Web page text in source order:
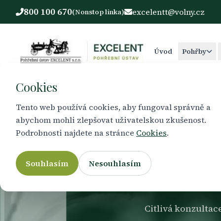
800 100 670(Nonstop linka) excelentt@volny.cz
Úvod Pohřby
Citlivá
Cookies
Tento web používá cookies, aby fungoval správně a
abychom mohli zlepšovat uživatelskou zkušenost.
Podrobnosti najdete na stránce Cookies.
Souhlasím Nesouhlasím